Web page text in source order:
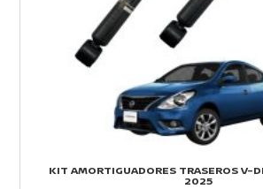
KIT AMORTIGUADORES TRASEROS V-
2025